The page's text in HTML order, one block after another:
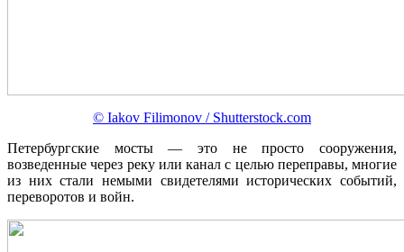
© Iakov Filimonov / Shutterstock.com
Петербургские мосты — это не просто сооружения,
возведенные через реку или канал с целью переправы, многие
из них стали немыми свидетелями исторических событий,
переворотов и войн.